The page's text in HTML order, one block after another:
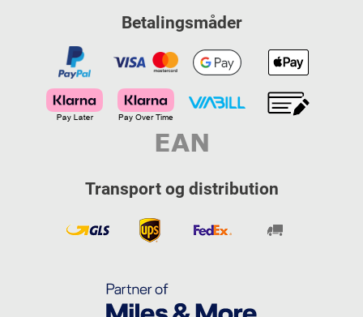
Betalingsmåder
Transport og distribution